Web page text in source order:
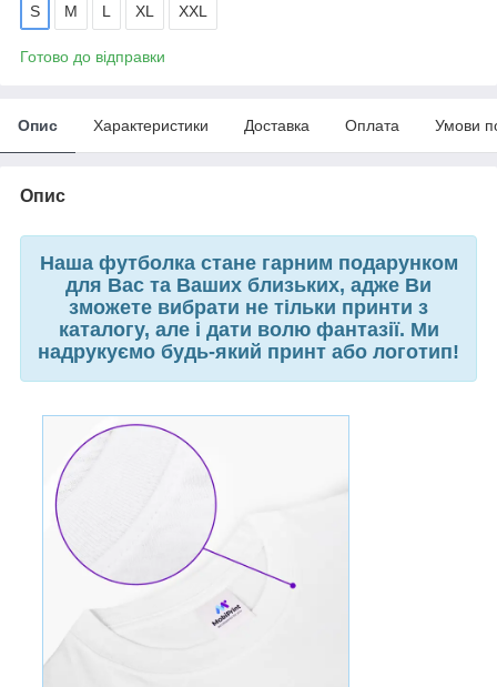
S M L XL XXL
Готово до відправки
Опис Характеристики Доставка Оплата Умови
Опис
Наша футболка стане гарним подарунком
для Вас та Ваших близьких, адже Ви
зможете вибрати не тільки принти з
каталогу, але і дати волю фантазії. Ми
надрукуємо будь-який принт або логотип!